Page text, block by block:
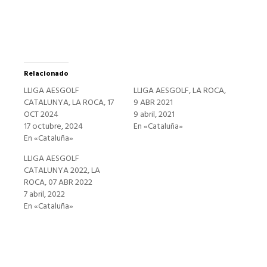
Relacionado
LLIGA AESGOLF
CATALUNYA, LA ROCA, 17
OCT 2024
17 octubre, 2024
En «Cataluña»
LLIGA AESGOLF, LA ROCA,
9 ABR 2021
9 abril, 2021
En «Cataluña»
LLIGA AESGOLF
CATALUNYA 2022, LA
ROCA, 07 ABR 2022
7 abril, 2022
En «Cataluña»